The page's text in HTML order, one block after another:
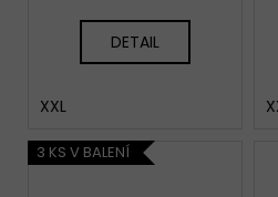
DETAIL
XXL
3 KS V BALENÍ